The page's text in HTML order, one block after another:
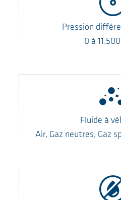
Pression
0 à 11.500
Fluide à
Air, Gaz neutres, Gaz